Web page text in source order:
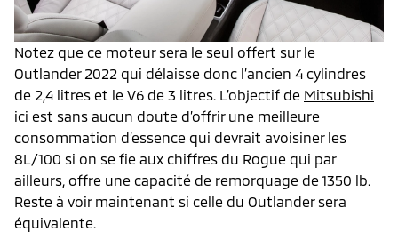
Notez que ce moteur sera le seul offert sur le
Outlander 2022 qui délaisse donc l’ancien 4 cylindres
de 2,4 litres et le V6 de 3 litres. L’objectif de Mitsubishi
ici est sans aucun doute d’offrir une meilleure
consommation d’essence qui devrait avoisiner les
8L/100 si on se fie aux chiffres du Rogue qui par
ailleurs, offre une capacité de remorquage de 1350 lb.
Reste à voir maintenant si celle du Outlander sera
équivalente.